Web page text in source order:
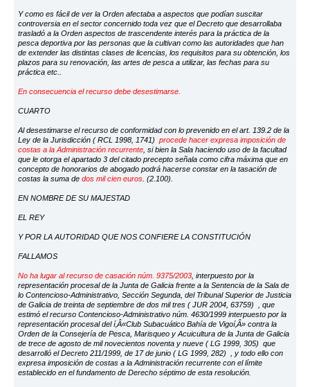
Y como es fácil de ver la Orden afectaba a aspectos que podían suscitar
controversia en el sector concernido toda vez que el Decreto que desarrollaba
trasladó a la Orden aspectos de trascendente interés para la práctica de la
pesca deportiva por las personas que la cultivan como las autoridades que han
de extender las distintas clases de licencias, los requisitos para su obtención, los
plazos para su renovación, las artes de pesca a utilizar, las fechas para su
práctica etc..
En consecuencia el recurso debe desestimarse.
CUARTO
Al desestimarse el recurso de conformidad con lo prevenido en el art. 139.2 de la
Ley de la Jurisdicción ( RCL 1998, 1741)procede hacer expresa imposición de
costas a la Administración recurrente , si bien la Sala haciendo uso de la facultad
que le otorga el apartado 3 del citado precepto señala como cifra máxima que en
concepto de honorarios de abogado podrá hacerse constar en la tasación de
costas la suma dedos mil cien euros . (2.100).
EN NOMBRE DE SU MAJESTAD
EL REY
Y POR LA AUTORIDAD QUE NOS CONFIERE LA CONSTITUCIÓN
FALLAMOS
No ha lugar al recurso de casación núm. 9375/2003 , interpuesto por la
representación procesal de la Junta de Galicia frente a la Sentencia de la Sala de
lo Contencioso-Administrativo, Sección Segunda, del Tribunal Superior de Justicia
de Galicia de treinta de septiembre de dos mil tres ( JUR 2004, 63759) , que
estimó el recurso Contencioso-Administrativo núm. 4630/1999 interpuesto por la
representación procesal del í‚Â«Club Subacuático Bahía de Vigoí‚Â» contra la
Orden de la Consejería de Pesca, Marisqueo y Acuicultura de la Junta de Galicia
de trece de agosto de mil novecientos noventa y nueve ( LG 1999, 305) que
desarrolló el Decreto 211/1999, de 17 de junio ( LG 1999, 282) , y todo ello con
expresa imposición de costas a la Administración recurrente con el límite
establecido en el fundamento de Derecho séptimo de esta resolución.